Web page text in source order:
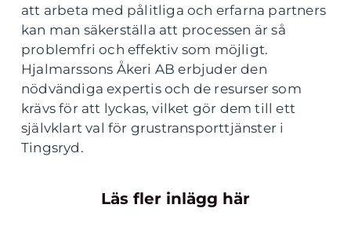
att arbeta med pålitliga och erfarna partners
kan man säkerställa att processen är så
problemfri och effektiv som möjligt.
Hjalmarssons Åkeri AB erbjuder den
nödvändiga expertis och de resurser som
krävs för att lyckas, vilket gör dem till ett
självklart val för grustransporttjänster i
Tingsryd.
Läs fler inlägg här